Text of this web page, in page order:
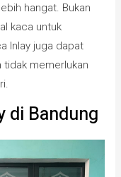
hangat. Bukan
kaca untuk
Inlay juga dapat
tidak memerlukan
di Bandung